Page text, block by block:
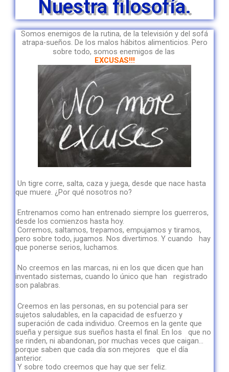
Nuestra filosofía.
Somos enemigos de la rutina, de la televisión y del sofá
atrapa-sueños. De los malos hábitos alimenticios. Pero
sobre todo, somos enemigos de las
EXCUSAS!!!
Un tigre corre, salta, caza y juega, desde que nace hasta
que muere. ¿Por qué nosotros no?
Entrenamos como han entrenado siempre los guerreros,
desde los comienzos hasta hoy.
Corremos, saltamos, trepamos, empujamos y tiramos,
pero sobre todo, jugamos. Nos divertimos. Y cuando hay
que ponerse serios, luchamos.
No creemos en las marcas, ni en los que dicen que han
inventado sistemas, cuando lo único que han registrado
son palabras.
Creemos en las personas, en su potencial para ser
sujetos saludables, en la capacidad de esfuerzo y
superación de cada individuo. Creemos en la gente que
sueña y persigue sus sueños hasta el final. En los que no
se rinden, ni abandonan, por muchas veces que caigan…
porque saben que cada día son mejores que el día
anterior.
Y sobre todo creemos que hay que ser feliz.